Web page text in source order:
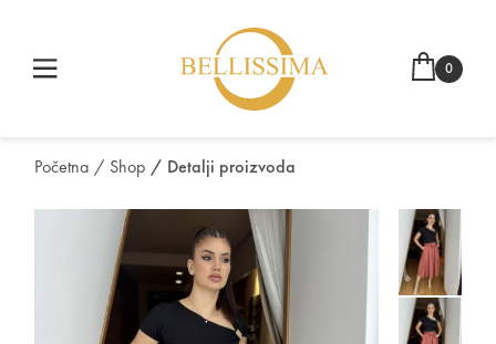
0
Početna / Shop / Detalji proizvoda